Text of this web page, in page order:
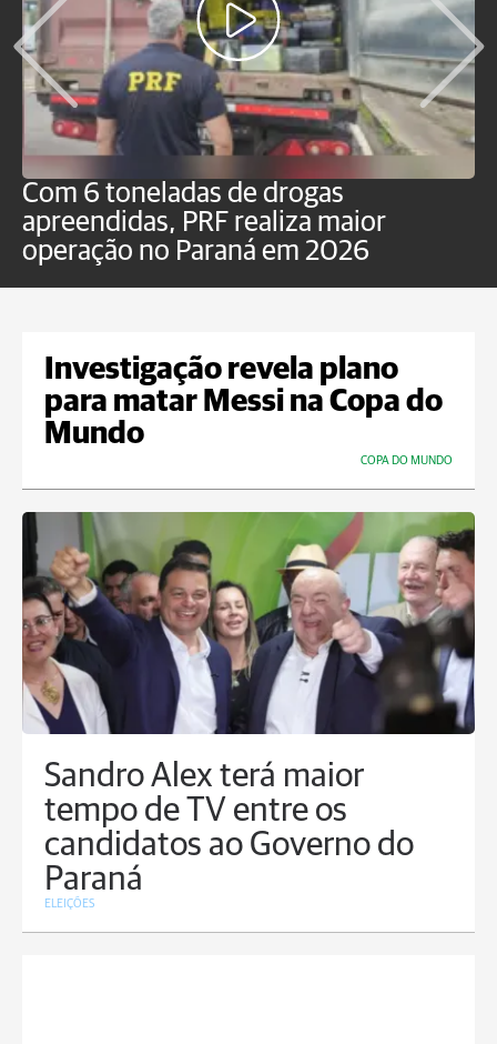
Com 6 toneladas de drogas
apreendidas, PRF realiza maior
operação no Paraná em 2026
Investigação revela plano
para matar Messi na Copa do
Mundo
COPA DO MUNDO
Sandro Alex terá maior
tempo de TV entre os
candidatos ao Governo do
Paraná
ELEIÇÕES